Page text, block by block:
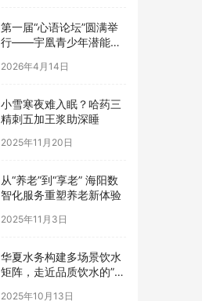
第一届“心语论坛”圆满举
行——宇凰青少年潜能成
长基地协办，助力青少年
心理健康事业
精刺五加王浆助深睡
智化服务重塑养老新体验
矩阵，走近品质饮水的”最
后一米“